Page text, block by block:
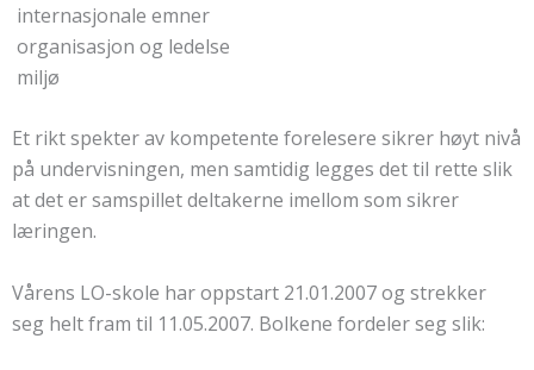
 internasjonale emner
 organisasjon og ledelse
 miljø
Et rikt spekter av kompetente forelesere sikrer høyt nivå
på undervisningen, men samtidig legges det til rette slik
at det er samspillet deltakerne imellom som sikrer
læringen.
Vårens LO-skole har oppstart 21.01.2007 og strekker
seg helt fram til 11.05.2007. Bolkene fordeler seg slik: